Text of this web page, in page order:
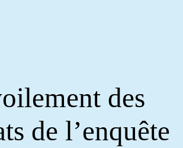
des
de l’enquête